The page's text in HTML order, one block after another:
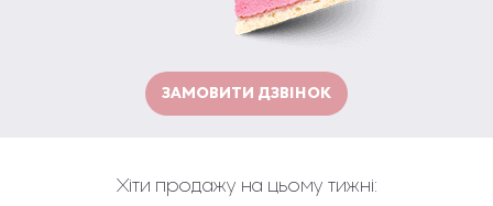
ЗАМОВИТИ ДЗВІНОК
Хіти продажу на цьому тижні: